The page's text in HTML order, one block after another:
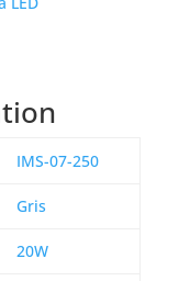
IMS-07-250
Gris
20W